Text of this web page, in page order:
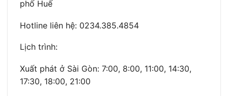
phố Huế
Hotline liên hệ: 0234.385.4854
Lịch trình:
Xuất phát ở Sài Gòn: 7:00, 8:00, 11:00, 14:30,
17:30, 18:00, 21:00